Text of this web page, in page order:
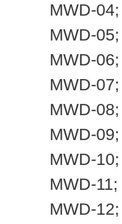
MWD-
MWD-
MWD-
MWD-
MWD-
MWD-
MWD-
MWD-
MWD-